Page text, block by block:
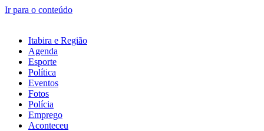
Ir para o conteúdo
Itabira e Região
Agenda
Esporte
Política
Eventos
Fotos
Polícia
Emprego
Aconteceu